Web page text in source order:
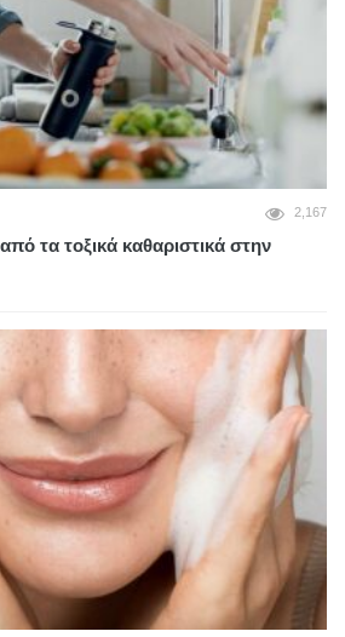
2,167
τα τοξικά καθαριστικά στην